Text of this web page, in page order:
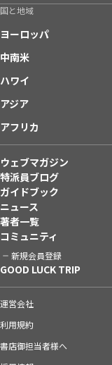
国と地域
ヨーロッパ
中南米
ハワイ
アジア
アフリカ
ウェブマガジン
特派員ブログ
ガイドブック
ニュース
著者一覧
コミュニティ
新規会員登録
GOOD LUCK TRIP
運営会社
利用規約
書店御担当者様へ